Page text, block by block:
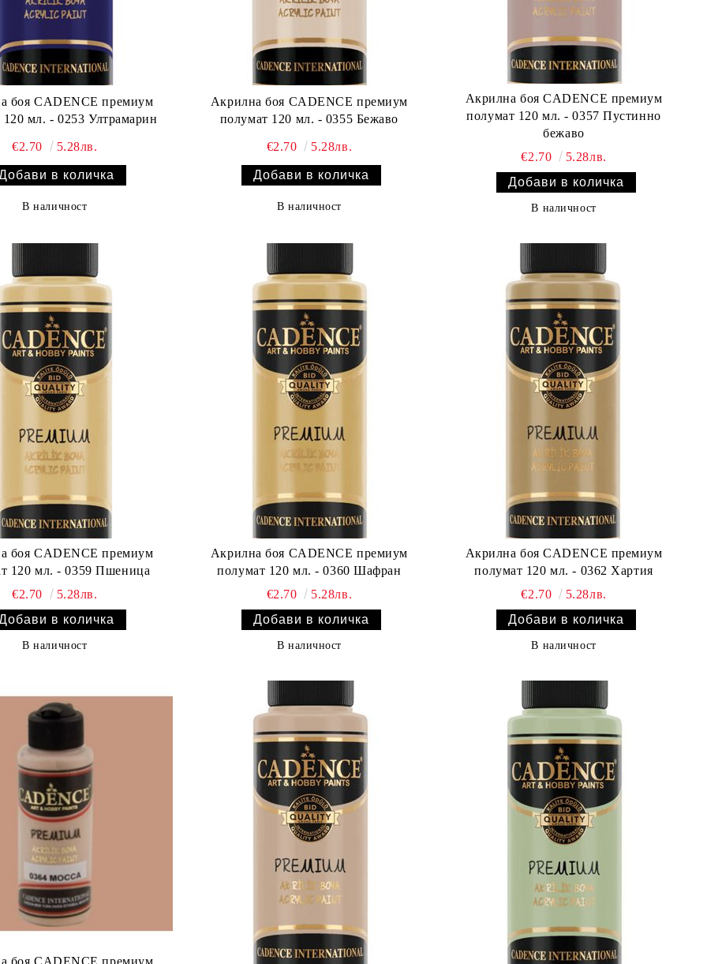
боя CADENCE премиум
120 мл. - 0253 Ултрамарин
€2.70 5.28лв.
В наличност
Акрилна боя CADENCE премиум
полумат 120 мл. - 0355 Бежаво
€2.70 5.28лв.
В наличност
Акрилна боя CADENCE премиум
полумат 120 мл. - 0357 Пустинно
бежаво
€2.70
5.28лв.
В наличност
боя CADENCE премиум
120 мл. - 0359 Пшеница
€2.70
5.28лв.
В наличност
Акрилна боя CADENCE премиум
полумат 120 мл. - 0360 Шафран
€2.70
5.28лв.
В наличност
Акрилна боя CADENCE премиум
полумат 120 мл. - 0362 Хартия
€2.70
5.28лв.
В наличност
боя CADENCE премиум